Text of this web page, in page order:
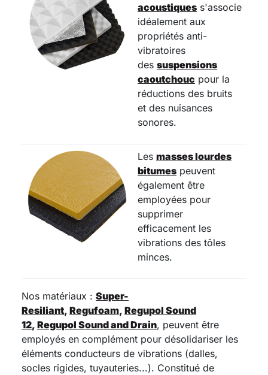
acoustiques s'associe
idéalement aux
propriétés anti-
vibratoires
des suspensions
caoutchouc pour la
réductions des bruits
et des nuisances
sonores.
Les masses lourdes
bitumes peuvent
également être
employées pour
supprimer
efficacement les
vibrations des tôles
minces.
Nos matériaux : Super-
Resiliant, Regufoam, Regupol Sound
12, Regupol Sound and Drain, peuvent être
employés en complément pour désolidariser les
éléments conducteurs de vibrations (dalles,
socles rigides, tuyauteries...). Constitué de